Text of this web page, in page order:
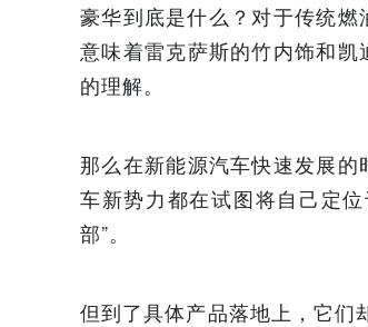
豪华到底是什么？对于传统
意味着雷克萨斯的竹内饰和
的理解。
那么在新能源汽车快速发展
车新势力都在试图将自己定
部”。
但到了具体产品落地上，它们